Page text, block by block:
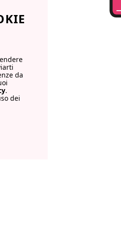
da
.
dei